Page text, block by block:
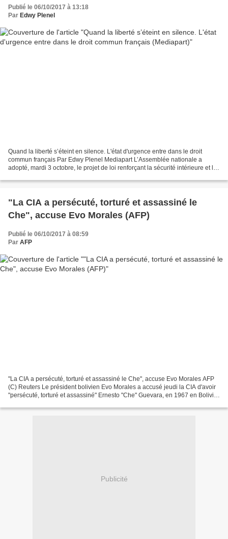
Publié le 06/10/2017 à 13:18
Par Edwy Plenel
Quand la liberté s’éteint en silence. L'état d'urgence entre dans le droit
commun français Par Edwy Plenel Mediapart L’Assemblée nationale a
adopté, mardi 3 octobre, le projet de loi renforçant la sécurité intérieure et la
"La CIA a persécuté, torturé et assassiné le
Che", accuse Evo Morales (AFP)
Publié le 06/10/2017 à 08:59
Par AFP
"La CIA a persécuté, torturé et assassiné le Che", accuse Evo Morales AFP
(C) Reuters Le président bolivien Evo Morales a accusé jeudi la CIA d'avoir
"persécuté, torturé et assassiné" Ernesto "Che" Guevara, en 1967 en Bolivie,
Publicité